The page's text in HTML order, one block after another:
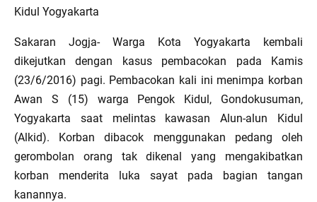
Kidul Yogyakarta
Sakaran Jogja- Warga Kota Yogyakarta kembali
dikejutkan dengan kasus pembacokan pada Kamis
(23/6/2016) pagi. Pembacokan kali ini menimpa korban
Awan S (15) warga Pengok Kidul, Gondokusuman,
Yogyakarta saat melintas kawasan Alun-alun Kidul
(Alkid). Korban dibacok menggunakan pedang oleh
gerombolan orang tak dikenal yang mengakibatkan
korban menderita luka sayat pada bagian tangan
kanannya.